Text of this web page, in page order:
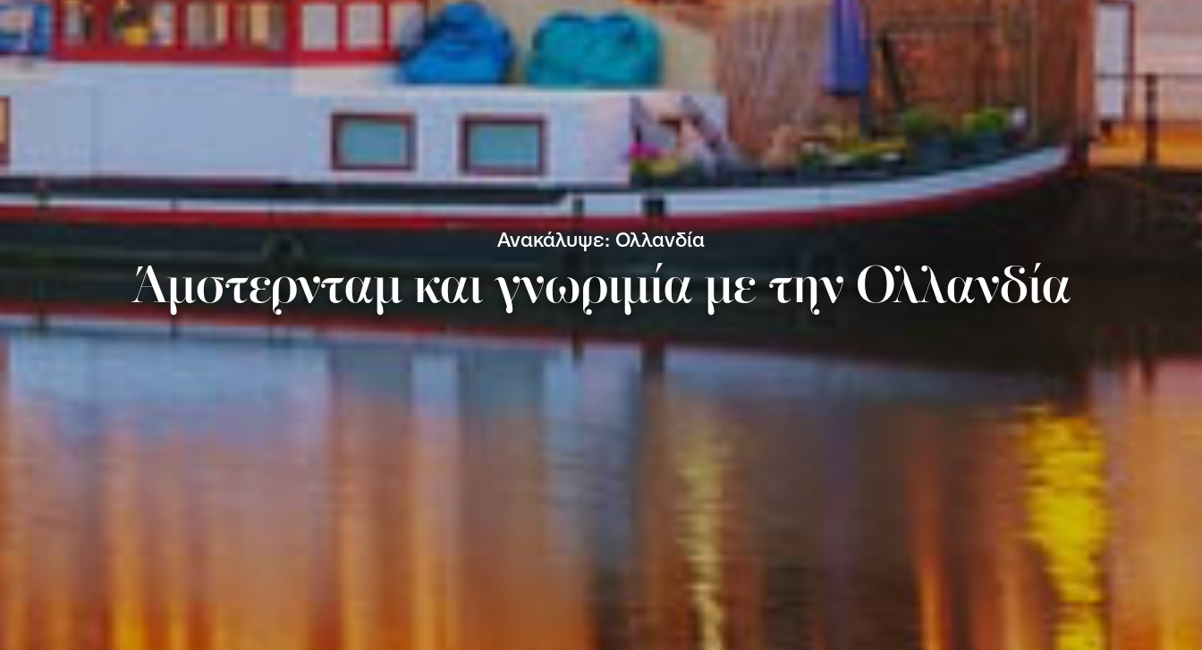
Ανακάλυψε: Ολλανδία
Άμστερνταμ και γνωριμία με την Ολλανδία